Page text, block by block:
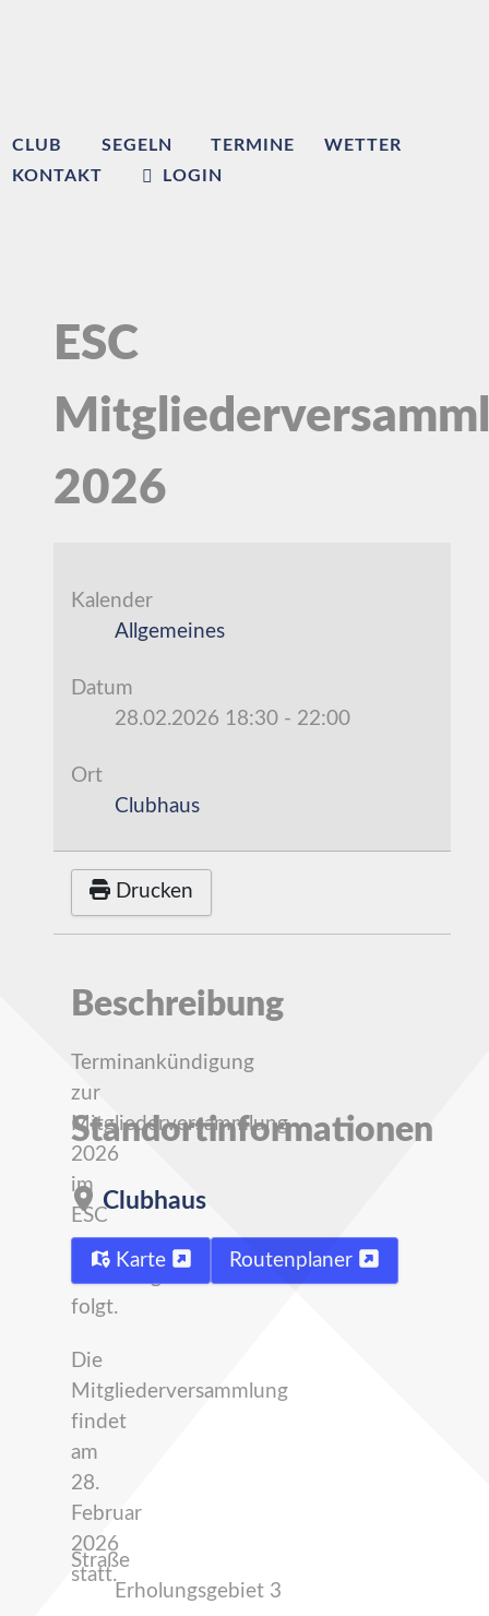
CLUB SEGELN TERMINE
WETTER
KONTAKT
LOGIN
ESC
2026
Kalender
Allgemeines
Datum
28.02.2026 18:30 - 22:00
Ort
Clubhaus
Drucken
Beschreibung
Terminankündigung
zur
Mitgliederversammlung
2026
im
ESC
Clubhaus.
folgt.
Die
Mitgliederversammlung
findet
am
28.
Februar
2026
statt.
Standortinformationen
Clubhaus
Karte Routenplaner
Straße
Erholungsgebiet 3